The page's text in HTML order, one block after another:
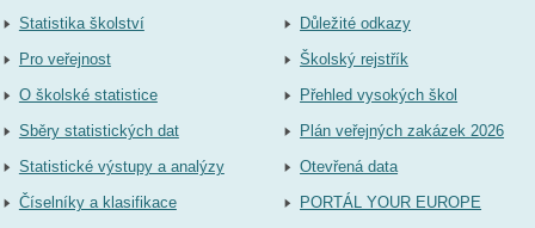
Statistika školství
Pro veřejnost
O školské statistice
Sběry statistických dat
Statistické výstupy a analýzy
Číselníky a klasifikace
Důležité odkazy
Školský rejstřík
Přehled vysokých škol
Plán veřejných zakázek 2026
Otevřená data
PORTÁL YOUR EUROPE